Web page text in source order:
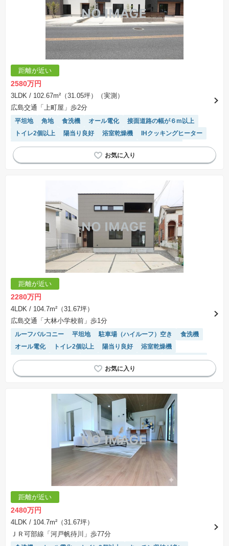
距離が近い
2580万円
3LDK / 102.67m²（31.05坪）（実測）
広島交通「上町屋」歩2分
平坦地 角地 食洗機 オール電化
接面道路の幅が６m以上
トイレ2個以上
陽当り良好 浴室乾燥機
IHクッキングヒーター
モニター付きインターホン
温水洗浄便座
対面キッチン
システムキッチン
閑静な住宅地
距離が近い
2280万円
4LDK / 104.7m²（31.67坪）
広島交通「大林小学校前」歩1分
ルーフバルコニー 平坦地 駐車場（ハイルーフ）空き
食洗機
オール電化
トイレ2個以上 陽当り良好
浴室乾燥機
IHクッキングヒーター
モニター付きインターホン
温水洗浄便座
対面キッチン
システムキッチン SIC
距離が近い
2480万円
4LDK / 104.7m²（31.67坪）
ＪＲ可部線「河戸帆待川」歩77分